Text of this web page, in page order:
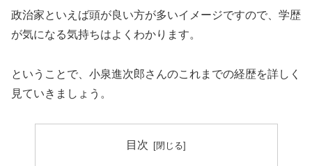
政治家といえば頭が良い方が多いイメージですので、学歴
が気になる気持ちはよくわかります。
ということで、小泉進次郎さんのこれまでの経歴を詳しく
見ていきましょう。
目次